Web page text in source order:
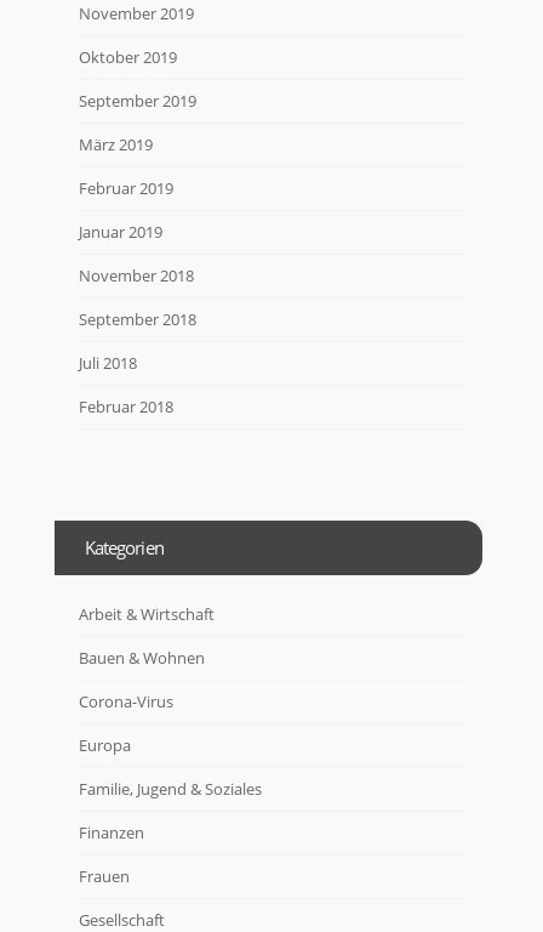
November 2019
Oktober 2019
September 2019
März 2019
Februar 2019
Januar 2019
November 2018
September 2018
Juli 2018
Februar 2018
Kategorien
Arbeit & Wirtschaft
Bauen & Wohnen
Corona-Virus
Europa
Familie, Jugend & Soziales
Finanzen
Frauen
Gesellschaft